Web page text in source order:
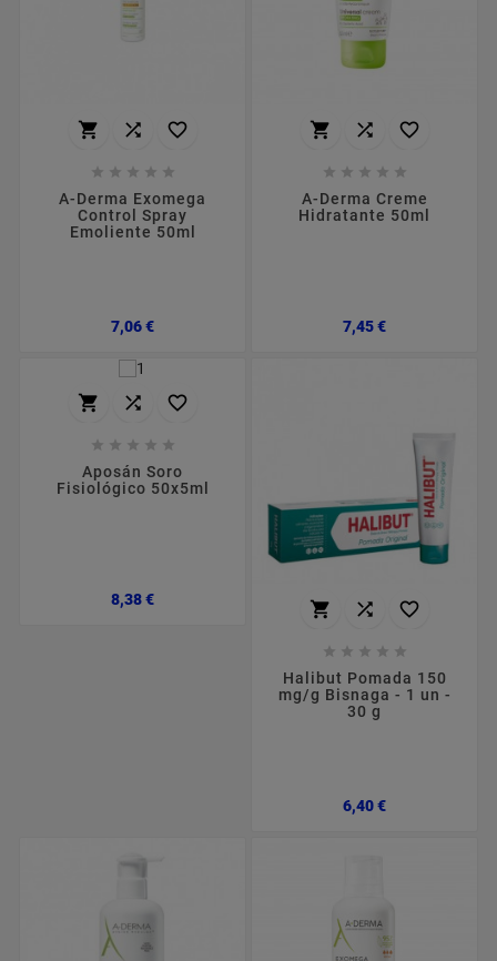
  
    
A-Derma Exomega
Control Spray
Emoliente 50ml
7,06 €Preço
  
    
A-Derma Creme
Hidratante 50ml
7,45 €Preço
  
    
Aposán Soro
Fisiológico 50x5ml
8,38 €Preço
  
    
Halibut Pomada 150
mg/g Bisnaga - 1 un -
30 g
6,40 €Preço